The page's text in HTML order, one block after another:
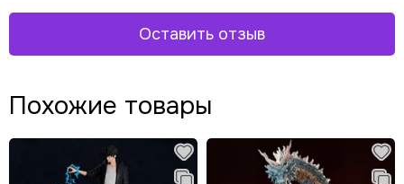
Оставить отзыв
Похожие товары